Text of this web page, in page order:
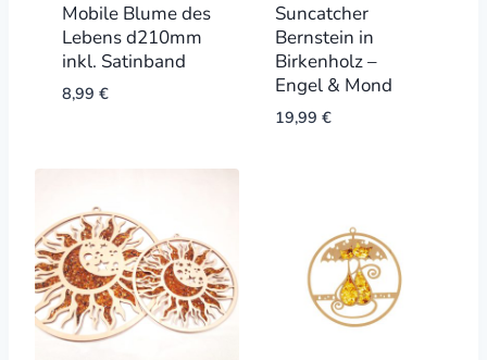
Mobile Blume des
Lebens d210mm
inkl. Satinband
8,99 €
Suncatcher
Bernstein in
Birkenholz –
Engel & Mond
19,99 €